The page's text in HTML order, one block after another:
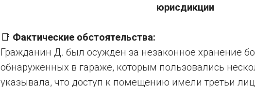
юрисдикции
📑 Фактические обстоятельства:
Гражданин Д. был осужден за незаконное хранение
обнаруженных в гараже, которым пользовались
указывала, что доступ к помещению имели третьи